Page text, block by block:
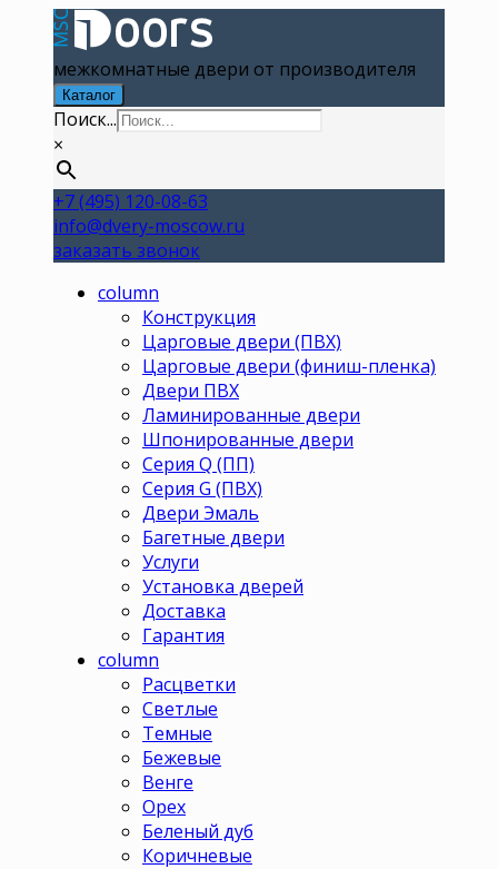
межкомнатные двери от производителя
Каталог
Поиск...
×
+7 (495) 120-08-63
info@dvery-moscow.ru
заказать звонок
column
Конструкция
Царговые двери (ПВХ)
Царговые двери (финиш-пленка)
Двери ПВХ
Ламинированные двери
Шпонированные двери
Серия Q (ПП)
Серия G (ПВХ)
Двери Эмаль
Багетные двери
Услуги
Установка дверей
Доставка
Гарантия
column
Расцветки
Светлые
Темные
Бежевые
Венге
Орех
Беленый дуб
Коричневые